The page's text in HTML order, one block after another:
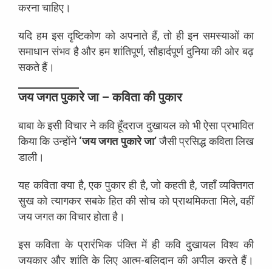
करना चाहिए।
यदि हम इस दृष्टिकोण को अपनाते हैं, तो ही इन समस्याओं का
समाधान संभव है और हम शांतिपूर्ण, सौहार्दपूर्ण दुनिया की ओर बढ़
सकते हैं।
जय जगत पुकारे जा – कविता की पुकार
बाबा के इसी विचार ने कवि हूँदराज दुखायल को भी ऐसा प्रभावित
किया कि उन्होंने‘जय जगत पुकारे जा’जैसी प्रसिद्ध कविता लिख
डाली।
यह कविता क्या है, एक पुकार ही है, जो कहती है, जहाँ व्यक्तिगत
सुख को त्यागकर सबके हित की सोच को प्राथमिकता मिले, वहीं
जय जगत का विचार होता है।
इस कविता के प्रारंभिक पंक्ति में ही कवि दुखायल विश्व की
जयकार और शांति के लिए आत्म-बलिदान की अपील करते हैं।